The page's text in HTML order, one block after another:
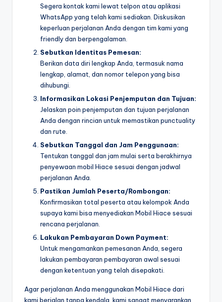
Segera kontak kami lewat telpon atau aplikasi
WhatsApp yang telah kami sediakan. Diskusikan
keperluan perjalanan Anda dengan tim kami yang
friendly dan berpengalaman.
Sebutkan Identitas Pemesan:
Berikan data diri lengkap Anda, termasuk nama
lengkap, alamat, dan nomor telepon yang bisa
dihubungi.
Informasikan Lokasi Penjemputan dan Tujuan:
Jelaskan poin penjemputan dan tujuan perjalanan
Anda dengan rincian untuk memastikan punctuality
dan rute.
Sebutkan Tanggal dan Jam Penggunaan:
Tentukan tanggal dan jam mulai serta berakhirnya
penyewaan mobil Hiace sesuai dengan jadwal
perjalanan Anda.
Pastikan Jumlah Peserta/Rombongan:
Konfirmasikan total peserta atau kelompok Anda
supaya kami bisa menyediakan Mobil Hiace sesuai
rencana perjalanan.
Lakukan Pembayaran Down Payment:
Untuk mengamankan pemesanan Anda, segera
lakukan pembayaran pembayaran awal sesuai
dengan ketentuan yang telah disepakati.
Agar perjalanan Anda menggunakan Mobil Hiace dari
kami berjalan tanpa kendala, kami sangat menyarankan